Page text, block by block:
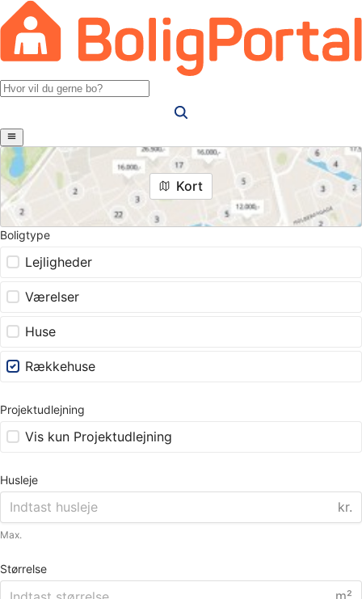
Kort
Boligtype
Lejligheder
Værelser
Huse
Rækkehuse
Projektudlejning
Vis kun Projektudlejning
Husleje
kr.
Max.
Størrelse